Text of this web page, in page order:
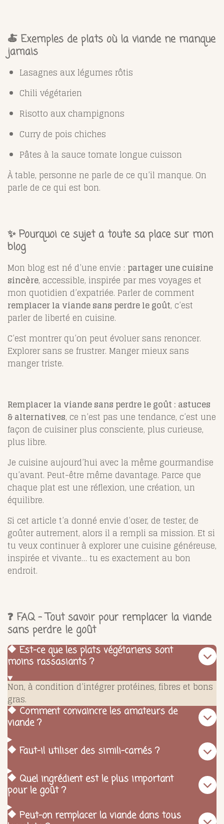
🍝 Exemples de plats où la viande ne manque
jamais
Lasagnes aux légumes rôtis
Chili végétarien
Risotto aux champignons
Curry de pois chiches
Pâtes à la sauce tomate longue cuisson
À table, personne ne parle de ce qu’il manque. On
parle de ce qui est bon.
✨ Pourquoi ce sujet a toute sa place sur mon
blog
Mon blog est né d’une envie : partager une cuisine
sincère, accessible, inspirée par mes voyages et
mon quotidien d’expatriée. Parler de comment
remplacer la viande sans perdre le goût, c’est
parler de liberté en cuisine.
C’est montrer qu’on peut évoluer sans renoncer.
Explorer sans se frustrer. Manger mieux sans
manger triste.
Remplacer la viande sans perdre le goût : astuces
& alternatives, ce n’est pas une tendance, c’est une
façon de cuisiner plus consciente, plus curieuse,
plus libre.
Je cuisine aujourd’hui avec la même gourmandise
qu’avant. Peut-être même davantage. Parce que
chaque plat est une réflexion, une création, un
équilibre.
Si cet article t’a donné envie d’oser, de tester, de
goûter autrement, alors il a rempli sa mission. Et si
tu veux continuer à explorer une cuisine généreuse,
inspirée et vivante… tu es exactement au bon
endroit.
❓ FAQ – Tout savoir pour remplacer la viande
sans perdre le goût
🔶 Est-ce que les plats végétariens sont
moins rassasiants ?
Non, à condition d’intégrer protéines, fibres et bons
gras.
🔶 Comment convaincre les amateurs de
viande ?
🔶 Faut-il utiliser des simili-carnés ?
🔶 Quel ingrédient est le plus important
pour le goût ?
🔶 Peut-on remplacer la viande dans tous